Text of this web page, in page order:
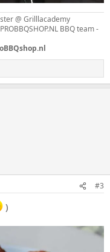
@ Grilllacademy
BBQ team -
#3
)